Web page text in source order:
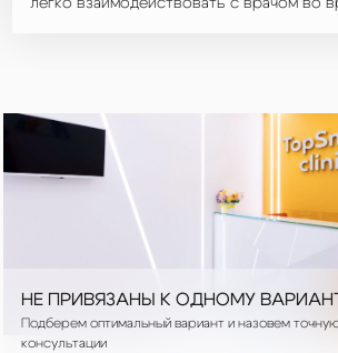
легко взаимодействовать с врачом во
НЕ ПРИВЯЗАНЫ К ОДНОМУ
Подберем оптимальный вариант и назовем
консультации